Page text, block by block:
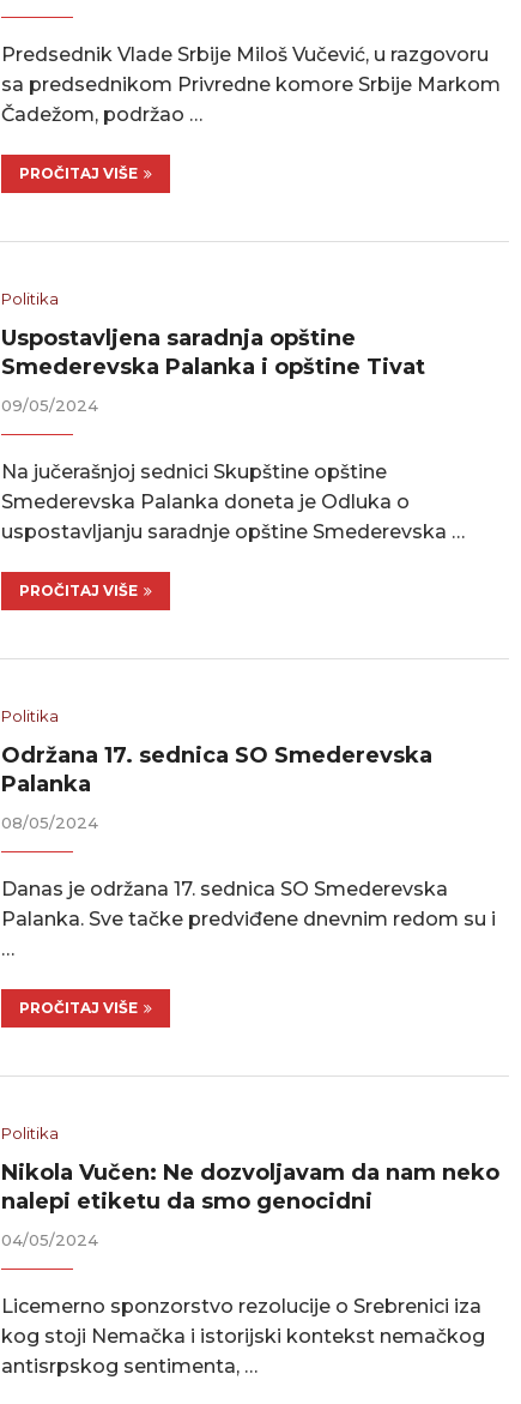
Predsednik Vlade Srbije Miloš Vučević, u razgovoru
sa predsednikom Privredne komore Srbije Markom
Čadežom, podržao …
PROČITAJ VIŠE
Politika
Uspostavljena saradnja opštine
Smederevska Palanka i opštine Tivat
09/05/2024
Na jučerašnjoj sednici Skupštine opštine
Smederevska Palanka doneta je Odluka o
uspostavljanju saradnje opštine Smederevska …
PROČITAJ VIŠE
Politika
Održana 17. sednica SO Smederevska
Palanka
08/05/2024
Danas je održana 17. sednica SO Smederevska
Palanka. Sve tačke predviđene dnevnim redom su i
…
PROČITAJ VIŠE
Politika
Nikola Vučen: Ne dozvoljavam da nam neko
nalepi etiketu da smo genocidni
04/05/2024
Licemerno sponzorstvo rezolucije o Srebrenici iza
kog stoji Nemačka i istorijski kontekst nemačkog
antisrpskog sentimenta, …